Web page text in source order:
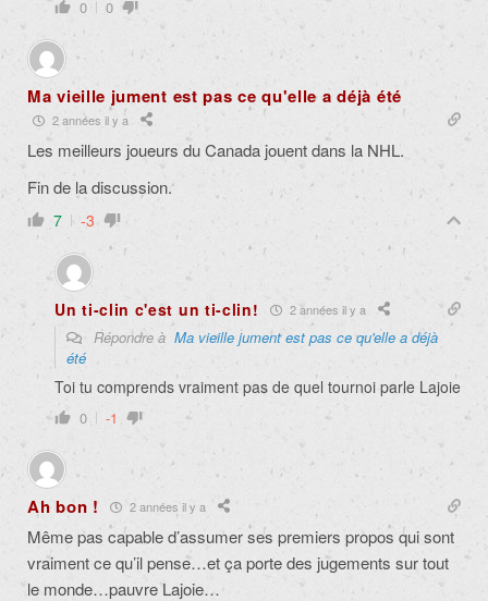
0 0
Ma vieille jument est pas ce qu'elle a déjà été
2 années il y a
Les meilleurs joueurs du Canada jouent dans la NHL.
Fin de la discussion.
7 -3
Un ti-clin c'est un ti-clin! 2 années il y a
Répondre à Ma vieille jument est pas ce qu'elle a déjà
été
Toi tu comprends vraiment pas de quel tournoi parle Lajoie
0 -1
Ah bon ! 2 années il y a
Même pas capable d’assumer ses premiers propos qui sont
vraiment ce qu’il pense…et ça porte des jugements sur tout
le monde…pauvre Lajoie…